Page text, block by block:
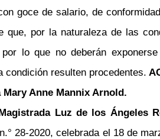
goce de salario, de
por la naturaleza de las
lo que no deberán
resulten procedentes.
Anne Mannix Arnold.
Luz de los Ángeles
28-2020, celebrada el 18 de